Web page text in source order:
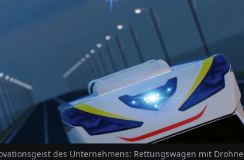
des Unternehmens: Rettungswagen mit Drohne